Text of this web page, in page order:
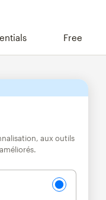
Free
aux outils